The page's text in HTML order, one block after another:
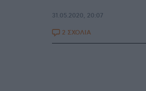
31.05.2020, 20:07
2 ΣΧΟΛΙΑ